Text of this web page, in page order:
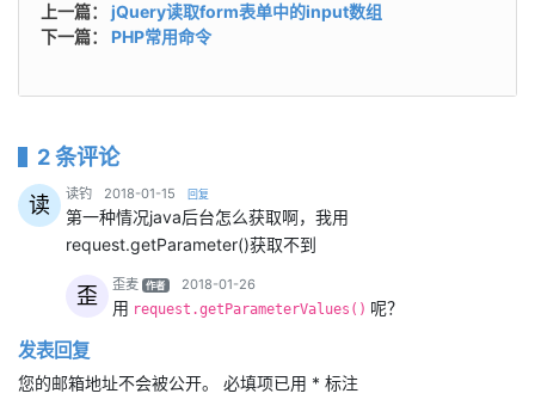
上一篇： jQuery读取form表单中的input数组
下一篇： PHP常用命令
2 条评论
读 读钓 says:
2018-01-15 回复
第一种情况java后台怎么获取啊，我用
request.getParameter()获取不到
歪 歪麦 says:
作者 2018-01-26
用 request.getParameterValues() 呢？
发表回复
您的邮箱地址不会被公开。 必填项已用 * 标注